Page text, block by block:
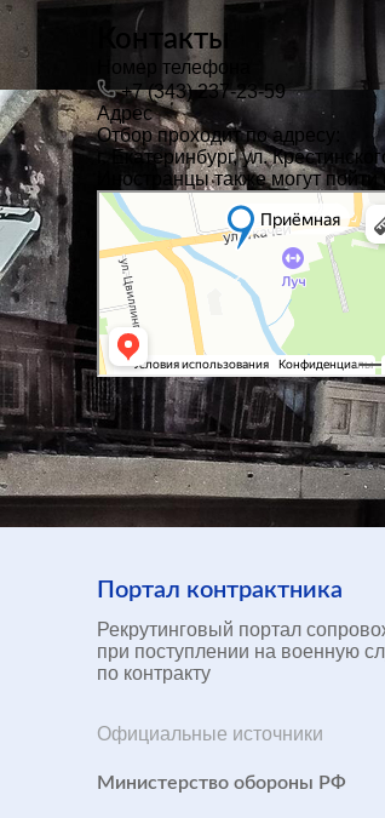
Контакты
Номер телефона
+7 (343) 237-23-59
Адрес
Отбор проходит по адресу:
г. Екатеринбург, ул.
Иностранцы также могут
Портал контрактника
Рекрутинговый портал
при поступлении на военную
по контракту
Официальные источники
Министерство обороны РФ